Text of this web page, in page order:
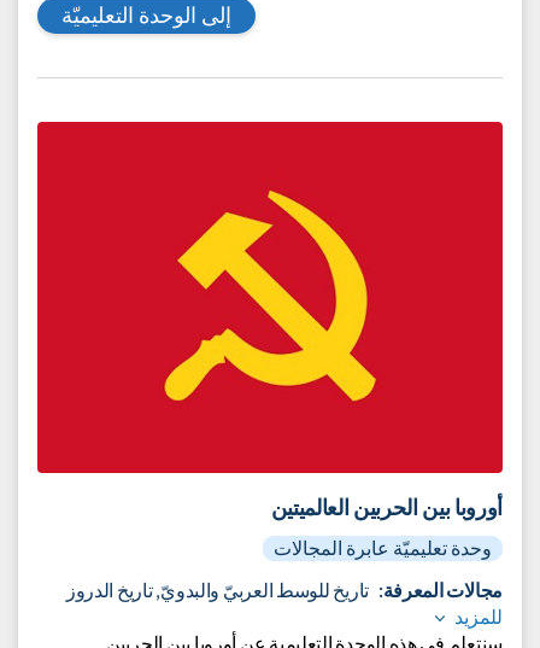
شمولية (توتاليتارية) مثلما حدث في روسيا البولشفية (الشيوعية)
الشيوعي - مؤسسيه لينين وستالين، النظام الفاشي ومؤسسه
إلى الوحدة التعليميّة